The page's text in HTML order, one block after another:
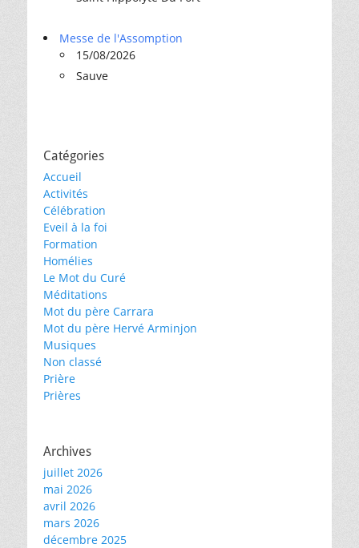
Messe de l'Assomption
15/08/2026
Sauve
Catégories
Accueil
Activités
Célébration
Eveil à la foi
Formation
Homélies
Le Mot du Curé
Méditations
Mot du père Carrara
Mot du père Hervé Arminjon
Musiques
Non classé
Prière
Prières
Archives
juillet 2026
mai 2026
avril 2026
mars 2026
décembre 2025